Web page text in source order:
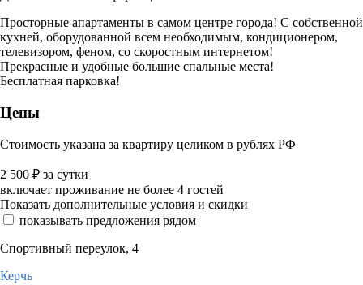
Просторные апартаменты в самом центре города! С собственной
кухней, оборудованной всем необходимым, кондиционером,
телевизором, феном, со скоростным интернетом!
Прекрасные и удобные большие спальные места!
Бесплатная парковка!
Цены
Стоимость указана за квартиру целиком в рублях РФ
2 500 ₽ за сутки
включает проживание не более 4 гостей
Показать дополнительные условия и скидки
показывать предложения рядом
Спортивный переулок, 4
Керчь